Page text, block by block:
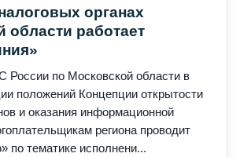
органах
области работает
России по Московской области в
положений Концепции открытости
и оказания информационной
региона проводит
по тематике исполнени...